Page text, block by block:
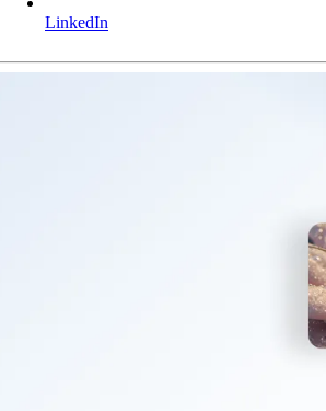
LinkedIn